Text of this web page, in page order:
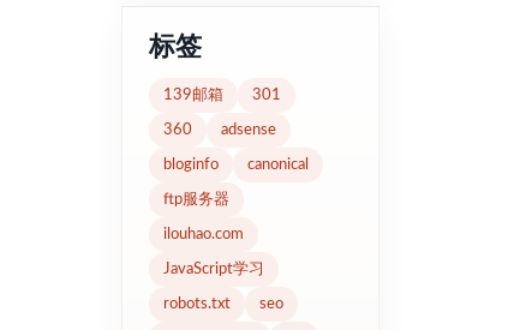
标签
139邮箱 301
360 adsense
bloginfo canonical
ftp服务器
ilouhao.com
JavaScript学习
robots.txt seo